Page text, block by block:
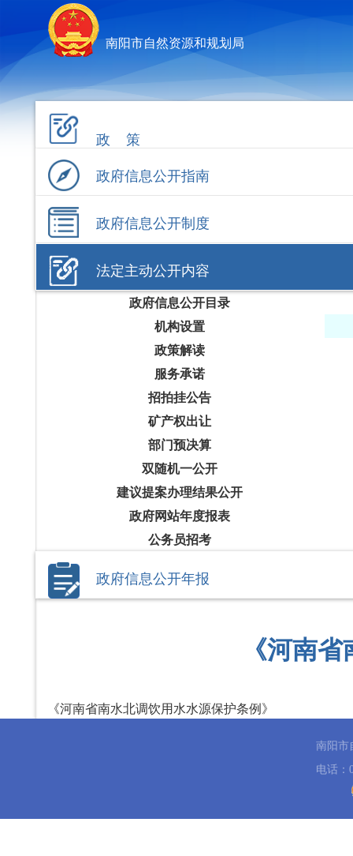
南阳市自然资源和规划局
政 策
政府信息公开指南
政府信息公开制度
法定主动公开内容
政府信息公开目录
机构设置
政策解读
服务承诺
招拍挂公告
矿产权出让
部门预决算
双随机一公开
建议提案办理结果公开
政府网站年度报表
公务员招考
政府信息公开年报
《河南
《河南省南水北调饮用水水源保护条例》
南阳市
电话：